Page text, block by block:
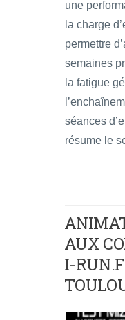
une
la charge
permettre
semaines
la fatigue
séances
résume le
AUX
I-